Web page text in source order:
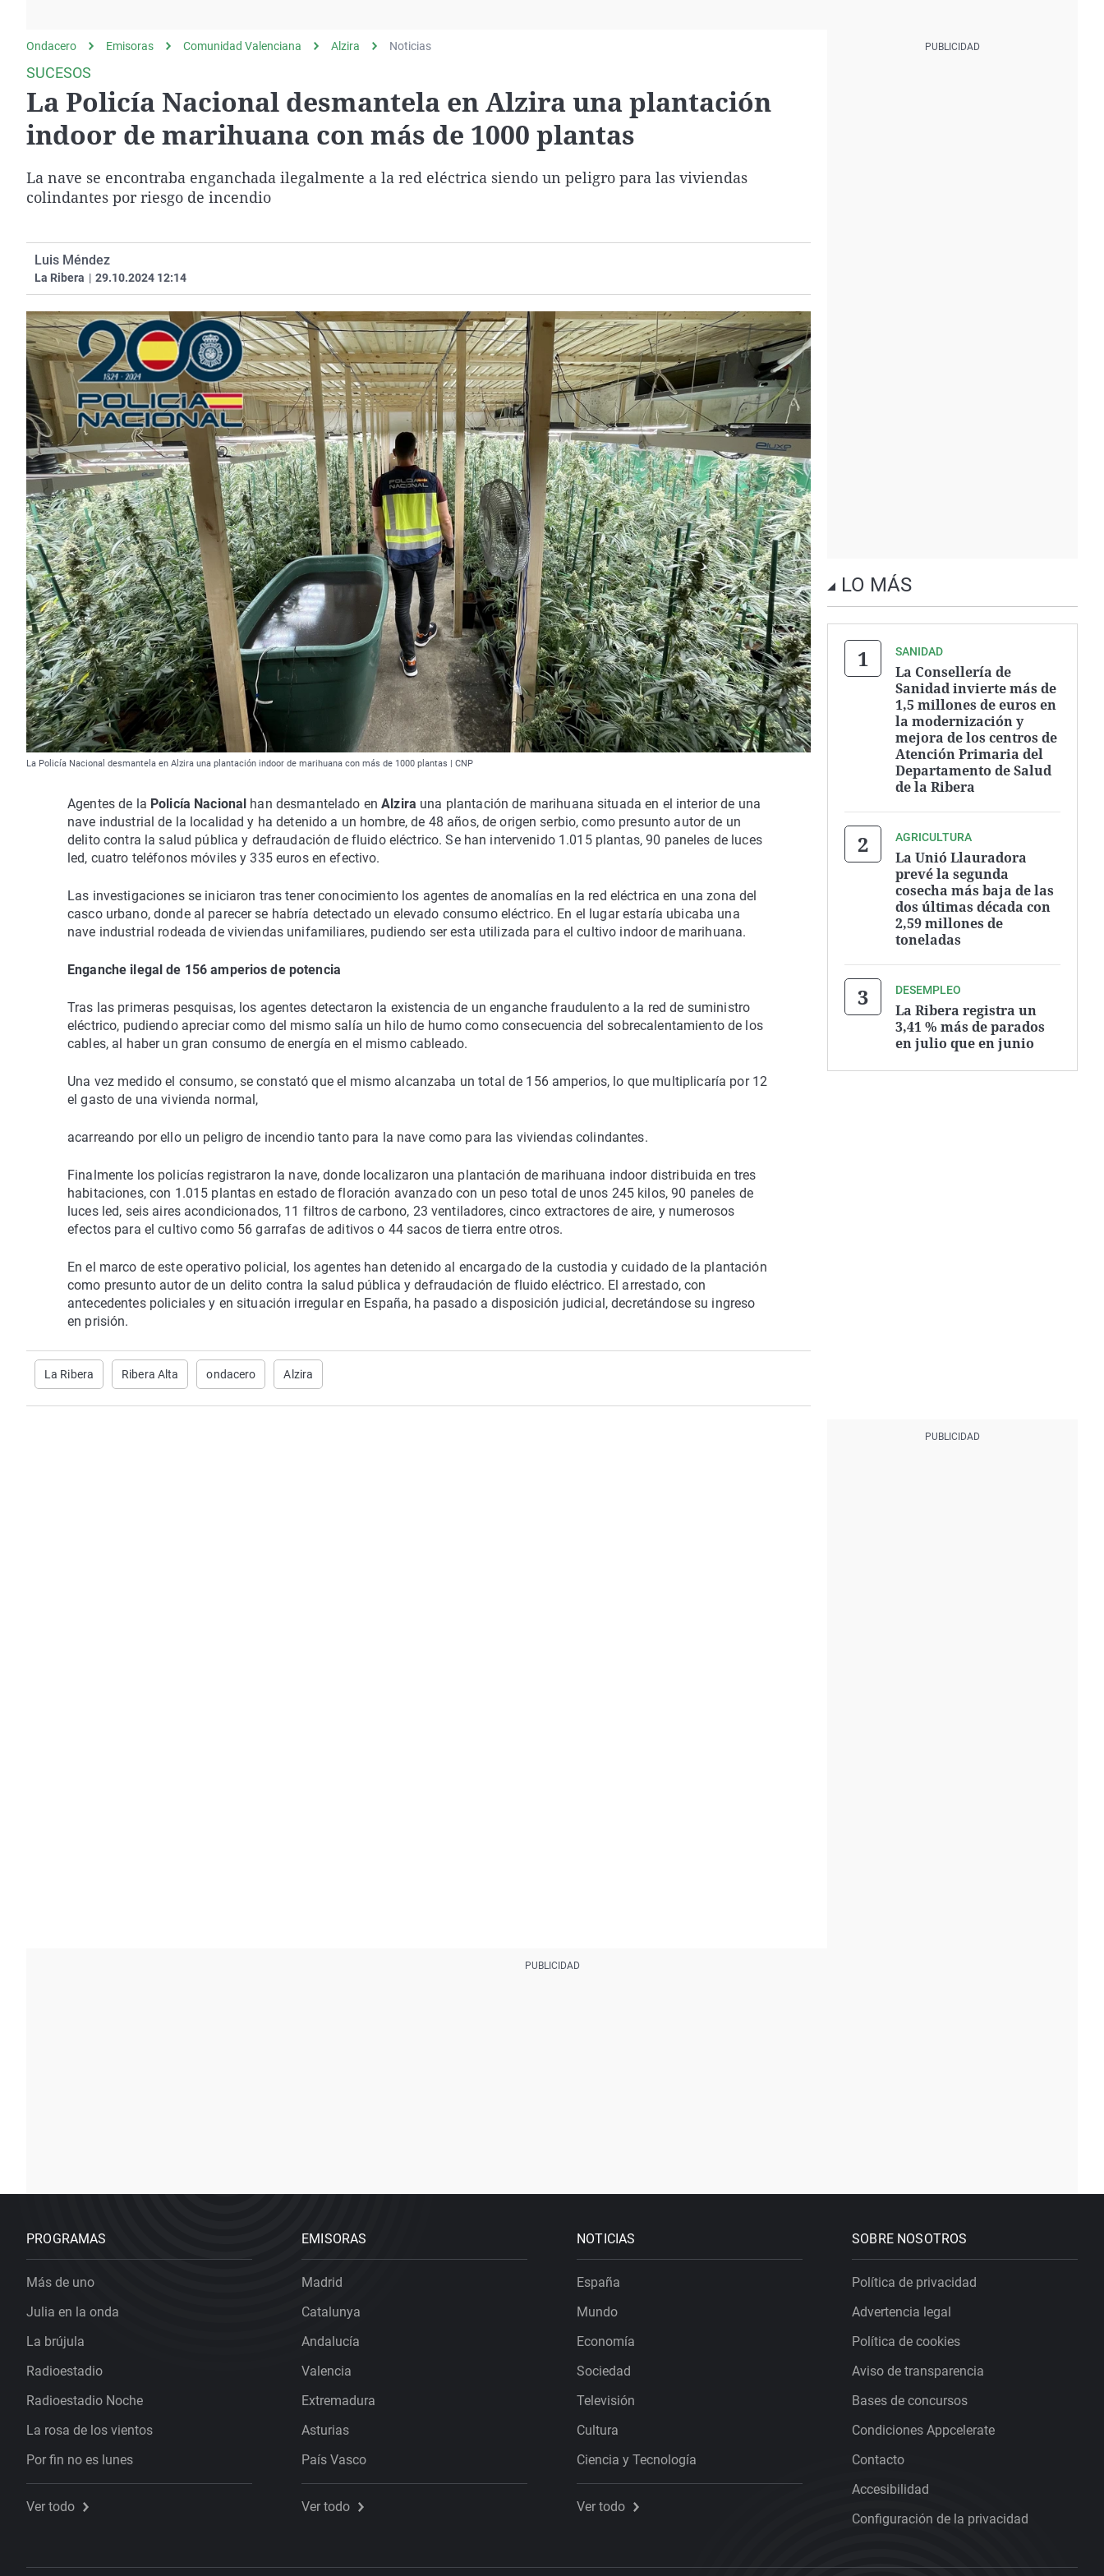
Operación Viuda
Negra
Navarra
Ondacero Emisoras Comunidad Valenciana Alzira Noticias
SUCESOS
La Policía Nacional desmantela en Alzira una plantación
indoor de marihuana con más de 1000 plantas
La nave se encontraba enganchada ilegalmente a la red eléctrica siendo un peligro para las viviendas
colindantes por riesgo de incendio
Luis Méndez
La Ribera | 29.10.2024 12:14
La Policía Nacional desmantela en Alzira una plantación indoor de marihuana con más de 1000 plantas | CNP
Agentes de la Policía Nacional han desmantelado enAlzira una plantación de marihuana situada en el interior de una
nave industrial de la localidad y ha detenido a un hombre, de 48 años, de origen serbio, como presunto autor de un
delito contra la salud pública y defraudación de fluido eléctrico. Se han intervenido 1.015 plantas, 90 paneles de luces
led, cuatro teléfonos móviles y 335 euros en efectivo.
Las investigaciones se iniciaron tras tener conocimiento los agentes de anomalías en la red eléctrica en una zona del
casco urbano, donde al parecer se habría detectado un elevado consumo eléctrico. En el lugar estaría ubicaba una
nave industrial rodeada de viviendas unifamiliares, pudiendo ser esta utilizada para el cultivo indoor de marihuana.
Enganche ilegal de 156 amperios de potencia
Tras las primeras pesquisas, los agentes detectaron la existencia de un enganche fraudulento a la red de suministro
eléctrico, pudiendo apreciar como del mismo salía un hilo de humo como consecuencia del sobrecalentamiento de los
cables, al haber un gran consumo de energía en el mismo cableado.
Una vez medido el consumo, se constató que el mismo alcanzaba un total de 156 amperios, lo que multiplicaría por 12
el gasto de una vivienda normal,
acarreando por ello un peligro de incendio tanto para la nave como para las viviendas colindantes.
Finalmente los policías registraron la nave, donde localizaron una plantación de marihuana indoor distribuida en tres
habitaciones, con 1.015 plantas en estado de floración avanzado con un peso total de unos 245 kilos, 90 paneles de
luces led, seis aires acondicionados, 11 filtros de carbono, 23 ventiladores, cinco extractores de aire, y numerosos
efectos para el cultivo como 56 garrafas de aditivos o 44 sacos de tierra entre otros.
En el marco de este operativo policial, los agentes han detenido al encargado de la custodia y cuidado de la plantación
como presunto autor de un delito contra la salud pública y defraudación de fluido eléctrico. El arrestado, con
antecedentes policiales y en situación irregular en España, ha pasado a disposición judicial, decretándose su ingreso
en prisión.
La Ribera Ribera Alta ondacero Alzira
LO MÁS
SANIDAD
La Consellería de
Sanidad invierte más de
1,5 millones de euros en
la modernización y
mejora de los centros de
Atención Primaria del
Departamento de Salud
de la Ribera
AGRICULTURA
La Unió Llauradora
prevé la segunda
cosecha más baja de las
dos últimas década con
2,59 millones de
toneladas
DESEMPLEO
La Ribera registra un
3,41 % más de parados
en julio que en junio
PROGRAMAS
Más de uno
Julia en la onda
La brújula
Radioestadio
Radioestadio Noche
La rosa de los vientos
Por fin no es lunes
Ver todo
EMISORAS
Madrid
Catalunya
Andalucía
Valencia
Extremadura
Asturias
País Vasco
Ver todo
NOTICIAS
España
Mundo
Economía
Sociedad
Televisión
Cultura
Ciencia y Tecnología
Ver todo
SOBRE NOSOTROS
Política de privacidad
Advertencia legal
Política de cookies
Aviso de transparencia
Bases de concursos
Condiciones Appcelerate
Contacto
Accesibilidad
Configuración de la privacidad